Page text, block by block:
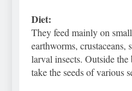
Diet:
They feed mainly on
earthworms, crustaceans,
larval insects. Outside the
take the seeds of various